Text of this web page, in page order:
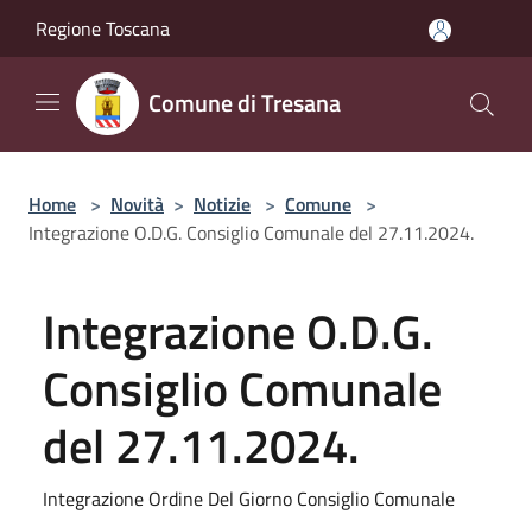
Regione Toscana
Comune di Tresana
Home > Novità > Notizie > Comune >
Integrazione O.D.G. Consiglio Comunale del 27.11.2024.
Integrazione O.D.G.
Consiglio Comunale
del 27.11.2024.
Integrazione Ordine Del Giorno Consiglio Comunale